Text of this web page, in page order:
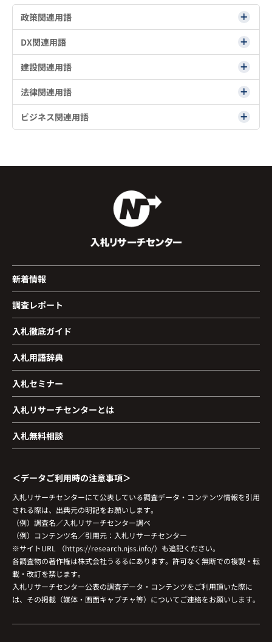
政策関連用語
DX関連用語
建設関連用語
法律関連用語
ビジネス関連用語
新着情報
調査レポート
入札徹底ガイド
入札用語辞典
入札セミナー
入札リサーチセンターとは
入札無料相談
＜データご利用時の注意事項＞
入札リサーチセンターにて公表している調査データ・コンテンツ情報を引用
される際は、出典元の明記をお願いします。
（例）調査名／入札リサーチセンター調べ
（例）コンテンツ名／引用元：入札リサーチセンター
※サイトURL （https://research.njss.info/）も追記ください。
各調査物の著作権は株式会社うるるにあります。許可なく無断での複製・転
載・改訂を禁じます。
入札リサーチセンター公表の調査データ・コンテンツをご利用頂いた際に
は、その掲載（媒体・画面キャプチャ等）についてご連絡をお願いします。